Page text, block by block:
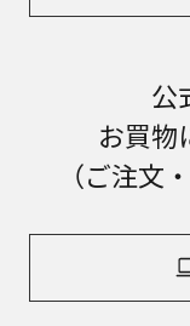
公
お買物
（ご注文